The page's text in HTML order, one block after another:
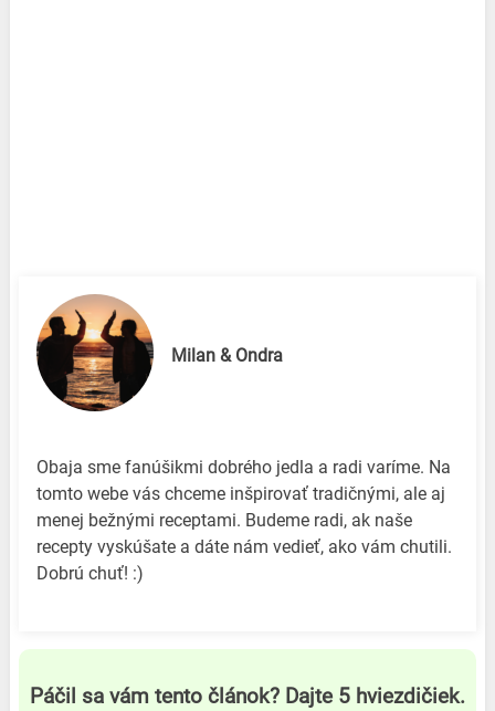
Milan & Ondra
Obaja sme fanúšikmi dobrého jedla a radi varíme. Na
tomto webe vás chceme inšpirovať tradičnými, ale aj
menej bežnými receptami. Budeme radi, ak naše
recepty vyskúšate a dáte nám vedieť, ako vám chutili.
Dobrú chuť! :)
Páčil sa vám tento článok? Dajte 5 hviezdičiek.